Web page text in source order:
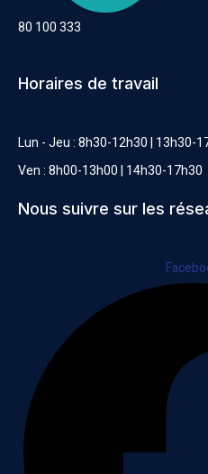
80 100 333
Horaires de travail
Lun - Jeu : 8h30-12h30 | 13h30-
Ven : 8h00-13h00 | 14h30-17h30
Nous suivre sur les